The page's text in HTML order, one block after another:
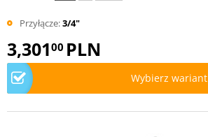
Przyłącze:3/4"
3,30100 PLN
Wybierz wariant